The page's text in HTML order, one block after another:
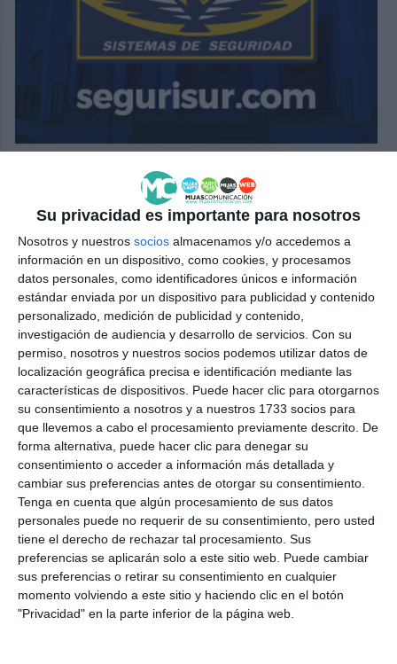
Su privacidad es importante para nosotros
Nosotros y nuestros socios almacenamos y/o accedemos a
información en un dispositivo, como cookies, y procesamos
datos personales, como identificadores únicos e información
estándar enviada por un dispositivo para publicidad y contenido
personalizado, medición de publicidad y contenido,
investigación de audiencia y desarrollo de servicios. Con su
permiso, nosotros y nuestros socios podemos utilizar datos de
localización geográfica precisa e identificación mediante las
características de dispositivos. Puede hacer clic para otorgarnos
su consentimiento a nosotros y a nuestros 1733 socios para
que llevemos a cabo el procesamiento previamente descrito. De
forma alternativa, puede hacer clic para denegar su
consentimiento o acceder a información más detallada y
cambiar sus preferencias antes de otorgar su consentimiento.
Tenga en cuenta que algún procesamiento de sus datos
personales puede no requerir de su consentimiento, pero usted
tiene el derecho de rechazar tal procesamiento. Sus
preferencias se aplicarán solo a este sitio web. Puede cambiar
sus preferencias o retirar su consentimiento en cualquier
momento volviendo a este sitio y haciendo clic en el botón
"Privacidad" en la parte inferior de la página web.